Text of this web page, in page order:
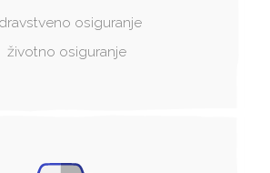
osiguranje
životno osiguranje